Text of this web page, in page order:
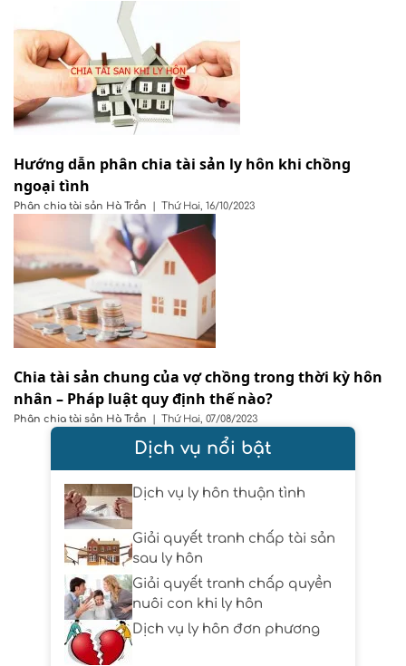
Hướng dẫn phân chia tài sản ly hôn khi chồng
ngoại tình
Phân chia tài sản Hà Trần | Thứ Hai, 16/10/2023
Chia tài sản chung của vợ chồng trong thời kỳ hôn
nhân – Pháp luật quy định thế nào?
Phân chia tài sản Hà Trần | Thứ Hai, 07/08/2023
Dịch vụ nổi bật
Dịch vụ ly hôn thuận tình
Giải quyết tranh chấp tài sản
sau ly hôn
Giải quyết tranh chấp quyền
nuôi con khi ly hôn
Dịch vụ ly hôn đơn phương